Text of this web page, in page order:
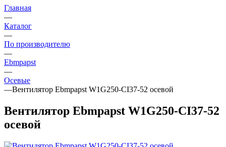
Главная
—
Каталог
—
По производителю
—
Ebmpapst
—
Осевые
—Вентилятор Ebmpapst W1G250-CI37-52 осевой
Вентилятор Ebmpapst W1G250-CI37-52
осевой